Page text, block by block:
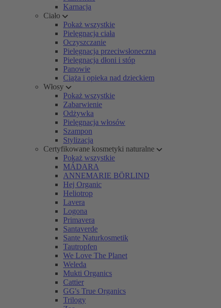
Karnacja
Ciało
Pokaż wszystkie
Pielęgnacja ciała
Oczyszczanie
Pielęgnacja przeciwsłoneczna
Pielęgnacja dłoni i stóp
Panowie
Ciąża i opieka nad dzieckiem
Włosy
Pokaż wszystkie
Zabarwienie
Odżywka
Pielęgnacja włosów
Szampon
Stylizacja
Certyfikowane kosmetyki naturalne
Pokaż wszystkie
MÁDARA
ANNEMARIE BÖRLIND
Hej Organic
Heliotrop
Lavera
Logona
Primavera
Santaverde
Sante Naturkosmetik
Tautropfen
We Love The Planet
Weleda
Mukti Organics
Cattier
GG's True Organics
Trilogy